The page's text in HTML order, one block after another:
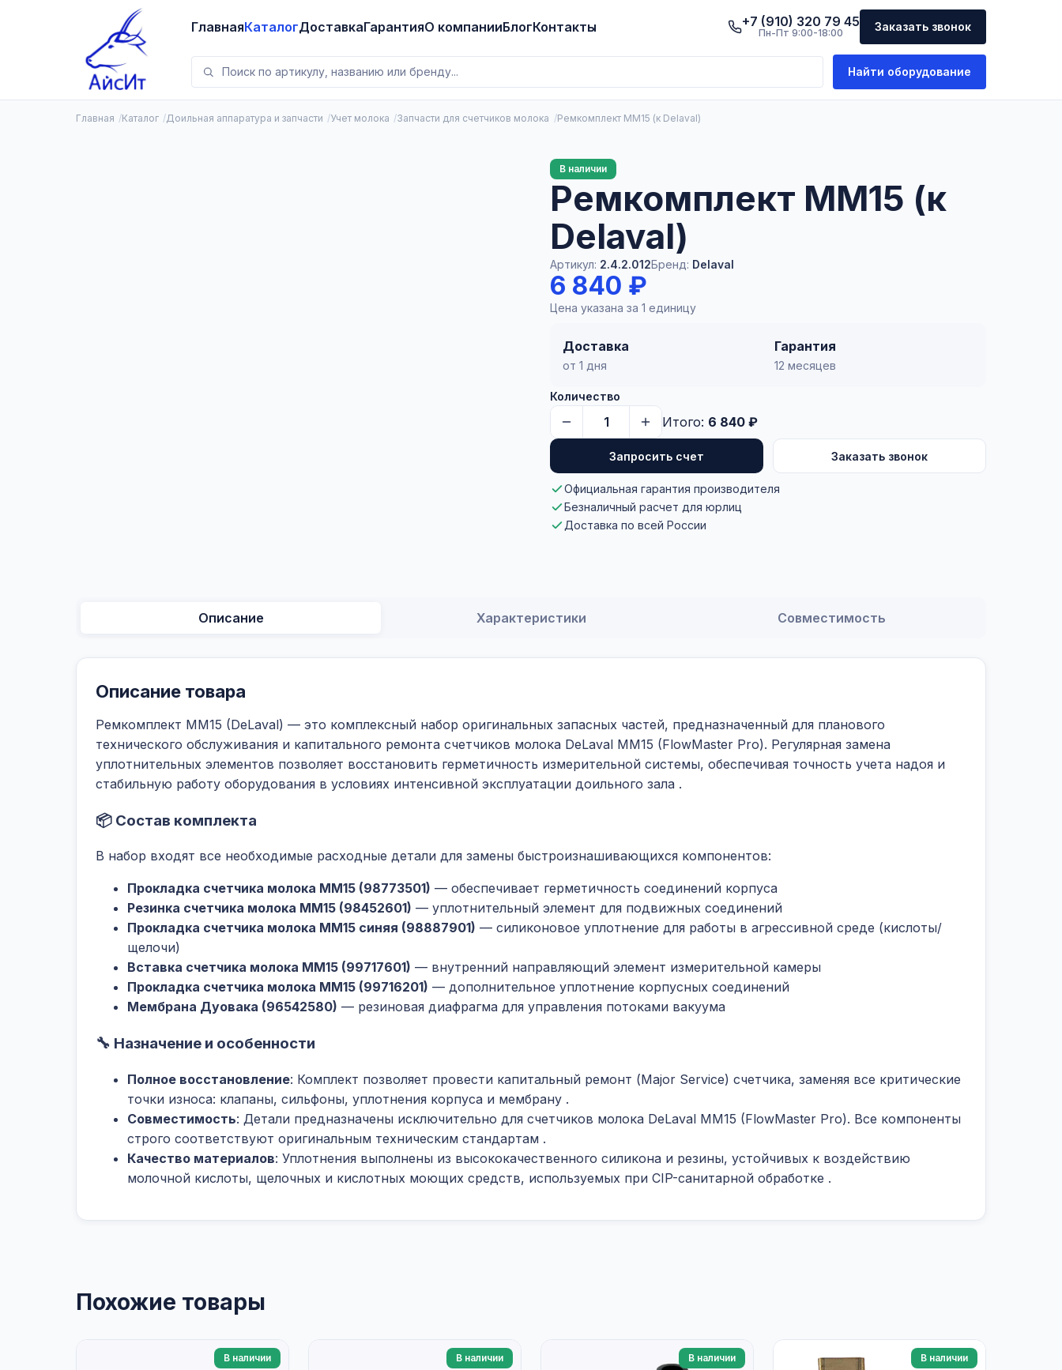
ГлавнаяКаталогДоставкаГарантияО компанииБлогКонтакты +7 (910) 320 79 45
Пн-Пт 9:00-18:00 Заказать звонок
Найти оборудование
Главная Каталог Доильная аппаратура и запчасти Учет молока Запчасти для счетчиков молока Ремкомплект MM15 (к Delaval)
В наличии
Ремкомплект MM15 (к
Delaval)
Артикул: 2.4.2.012Бренд: Delaval
6 840 ₽
Цена указана за 1 единицу
Доставка
от 1 дня
Гарантия
12 месяцев
Количество
Итого: 6 840 ₽
Запросить счет Заказать звонок
Официальная гарантия производителя
Безналичный расчет для юрлиц
Доставка по всей России
Описание Характеристики Совместимость
Описание товара
Ремкомплект MM15 (DeLaval) — это комплексный набор оригинальных запасных частей, предназначенный для планового
технического обслуживания и капитального ремонта счетчиков молока DeLaval MM15 (FlowMaster Pro). Регулярная замена
уплотнительных элементов позволяет восстановить герметичность измерительной системы, обеспечивая точность учета надоя и
стабильную работу оборудования в условиях интенсивной эксплуатации доильного зала .
📦 Состав комплекта
В набор входят все необходимые расходные детали для замены быстроизнашивающихся компонентов:
Прокладка счетчика молока ММ15 (98773501) — обеспечивает герметичность соединений корпуса
Резинка счетчика молока ММ15 (98452601) — уплотнительный элемент для подвижных соединений
Прокладка счетчика молока ММ15 синяя (98887901) — силиконовое уплотнение для работы в агрессивной среде (кислоты/
щелочи)
Вставка счетчика молока ММ15 (99717601) — внутренний направляющий элемент измерительной камеры
Прокладка счетчика молока ММ15 (99716201) — дополнительное уплотнение корпусных соединений
Мембрана Дуовака (96542580) — резиновая диафрагма для управления потоками вакуума
🔧 Назначение и особенности
Полное восстановление: Комплект позволяет провести капитальный ремонт (Major Service) счетчика, заменяя все критические
точки износа: клапаны, сильфоны, уплотнения корпуса и мембрану .
Совместимость: Детали предназначены исключительно для счетчиков молока DeLaval MM15 (FlowMaster Pro). Все компоненты
строго соответствуют оригинальным техническим стандартам .
Качество материалов: Уплотнения выполнены из высококачественного силикона и резины, устойчивых к воздействию
молочной кислоты, щелочных и кислотных моющих средств, используемых при CIP-санитарной обработке .
Похожие товары
В наличии В наличии В наличии В наличии